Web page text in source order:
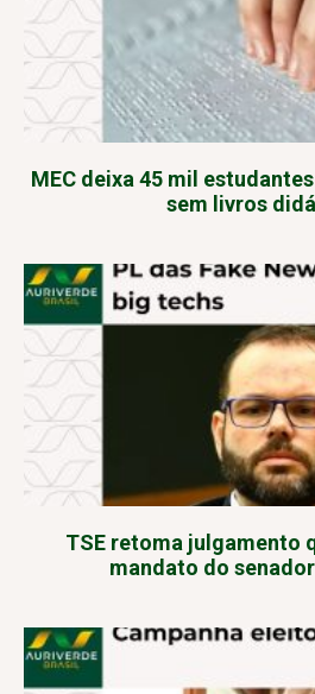
MEC deixa 45 mil
sem livros
TSE retoma julgamento
mandato do